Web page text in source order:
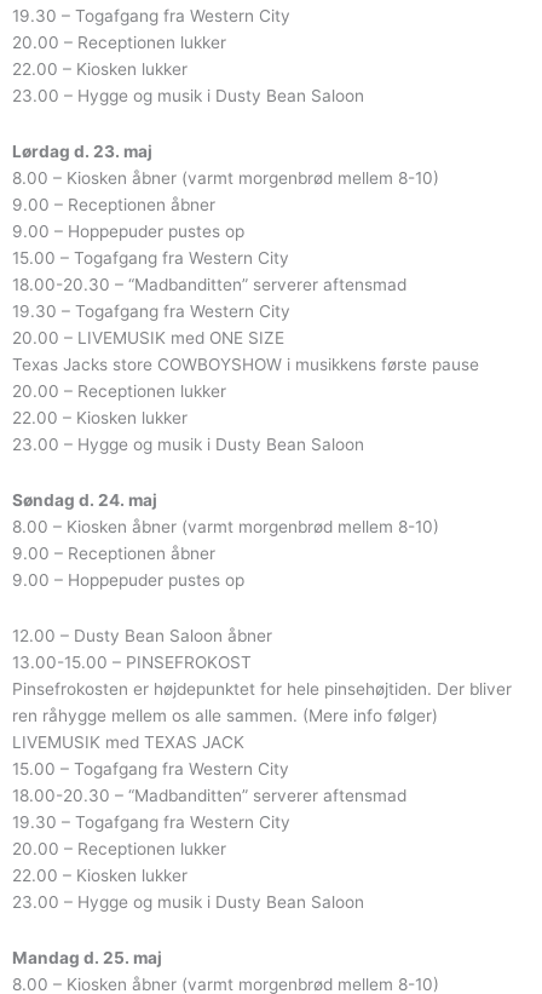
19.30 – Togafgang fra Western City
20.00 – Receptionen lukker
22.00 – Kiosken lukker
23.00 – Hygge og musik i Dusty Bean Saloon
Lørdag d. 23. maj
8.00 – Kiosken åbner (varmt morgenbrød mellem 8-10)
9.00 – Receptionen åbner
9.00 – Hoppepuder pustes op
15.00 – Togafgang fra Western City
18.00-20.30 – “Madbanditten” serverer aftensmad
19.30 – Togafgang fra Western City
20.00 – LIVEMUSIK med ONE SIZE
Texas Jacks store COWBOYSHOW i musikkens første pause
20.00 – Receptionen lukker
22.00 – Kiosken lukker
23.00 – Hygge og musik i Dusty Bean Saloon
Søndag d. 24. maj
8.00 – Kiosken åbner (varmt morgenbrød mellem 8-10)
9.00 – Receptionen åbner
9.00 – Hoppepuder pustes op
12.00 – Dusty Bean Saloon åbner
13.00-15.00 – PINSEFROKOST
Pinsefrokosten er højdepunktet for hele pinsehøjtiden. Der bliver
ren råhygge mellem os alle sammen. (Mere info følger)
LIVEMUSIK med TEXAS JACK
15.00 – Togafgang fra Western City
18.00-20.30 – “Madbanditten” serverer aftensmad
19.30 – Togafgang fra Western City
20.00 – Receptionen lukker
22.00 – Kiosken lukker
23.00 – Hygge og musik i Dusty Bean Saloon
Mandag d. 25. maj
8.00 – Kiosken åbner (varmt morgenbrød mellem 8-10)